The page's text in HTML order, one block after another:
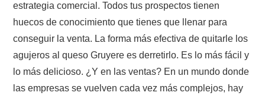
estrategia comercial. Todos tus prospectos tienen
huecos de conocimiento que tienes que llenar para
conseguir la venta. La forma más efectiva de quitarle los
agujeros al queso Gruyere es derretirlo. Es lo más fácil y
lo más delicioso. ¿Y en las ventas? En un mundo donde
las empresas se vuelven cada vez más complejos, hay